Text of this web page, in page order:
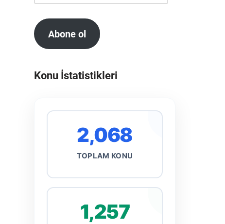
Abone ol
Konu İstatistikleri
2,068
TOPLAM KONU
1,257